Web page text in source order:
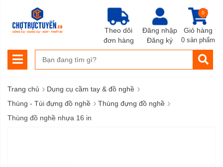
Đăng nhập
Đăng ký
Giỏ hàng
0
0 sản phẩm
Theo dõi
đơn hàng
Trang chủ › Dụng cụ cầm tay & đồ nghề ›
Thùng - Túi đựng đồ nghề › Thùng đựng đồ nghề ›
Thùng đồ nghề nhựa 16 in